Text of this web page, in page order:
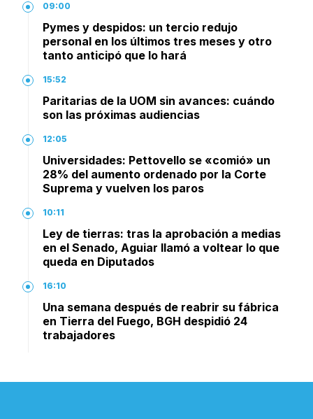
09:00
Pymes y despidos: un tercio redujo
personal en los últimos tres meses y otro
tanto anticipó que lo hará
15:52
Paritarias de la UOM sin avances: cuándo
son las próximas audiencias
12:05
Universidades: Pettovello se «comió» un
28% del aumento ordenado por la Corte
Suprema y vuelven los paros
10:11
Ley de tierras: tras la aprobación a medias
en el Senado, Aguiar llamó a voltear lo que
queda en Diputados
16:10
Una semana después de reabrir su fábrica
en Tierra del Fuego, BGH despidió 24
trabajadores